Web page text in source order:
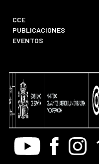
CCE
PUBLICACIONES
EVENTOS
Youtube Facebook